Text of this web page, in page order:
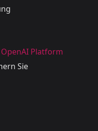
OpenAI Platform
Sie